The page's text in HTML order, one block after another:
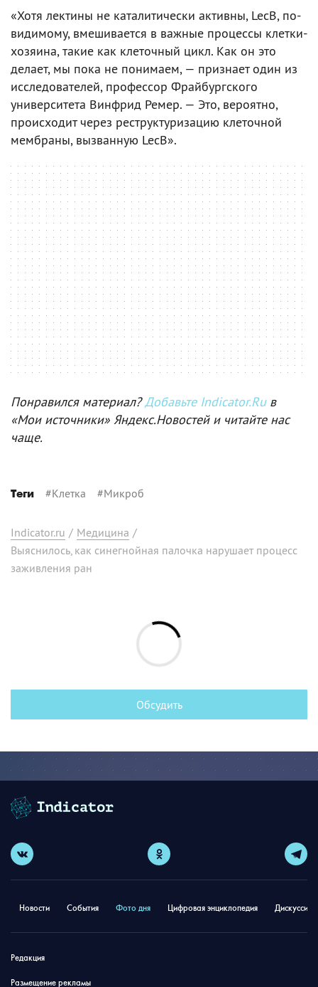
«Хотя лектины не каталитически активны, LecB, по-
видимому, вмешивается в важные процессы клетки-
хозяина, такие как клеточный цикл. Как он это
делает, мы пока не понимаем, — признает один из
исследователей, профессор Фрайбургского
университета Винфрид Ремер. — Это, вероятно,
происходит через реструктуризацию клеточной
мембраны, вызванную LecB».
Понравился материал?Добавьте Indicator.Ruв
«Мои источники» Яндекс.Новостей и читайте нас
чаще.
Теги #Клетка #Микроб
Indicator.ru / Медицина /
Выяснилось, как синегнойная палочка нарушает процесс
заживления ран
Обсудить
Новости События Фото дня Цифровая энциклопедия
Редакция
Размещение рекламы